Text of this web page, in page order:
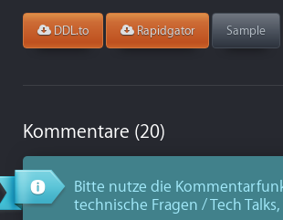
DDL.to Rapidgator Sample
Kommentare (20)
Bitte nutze die
technische Fragen / Tech